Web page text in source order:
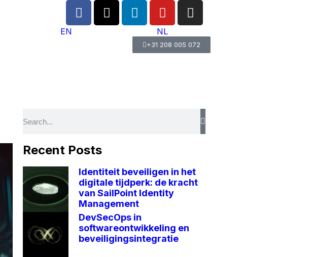
EN NL
+31 208 005 072
Recent Posts
Identiteit beveiligen in het
digitale tijdperk: de kracht
van SailPoint Identity
Management
DevSecOps in
softwareontwikkeling en
beveiligingsintegratie